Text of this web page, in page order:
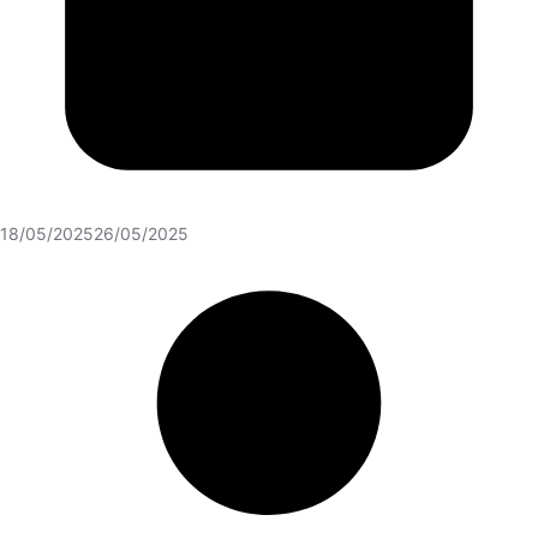
18/05/202526/05/2025